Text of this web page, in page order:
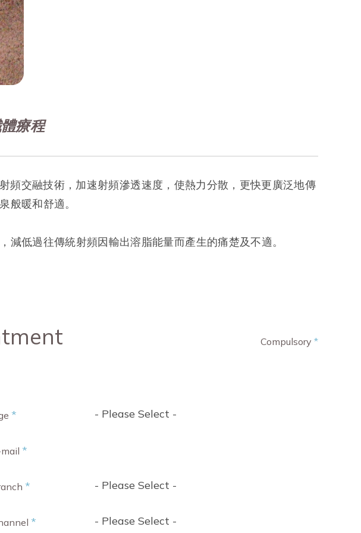
療程
交融技術，加速射頻滲透速度，使熱力分散，更快更廣泛地傳
般暖和舒適。
低過往傳統射頻因輸出溶脂能量而產生的痛楚及不適。
Compulsory *
* - Please Select -
*
* - Please Select -
* - Please Select -